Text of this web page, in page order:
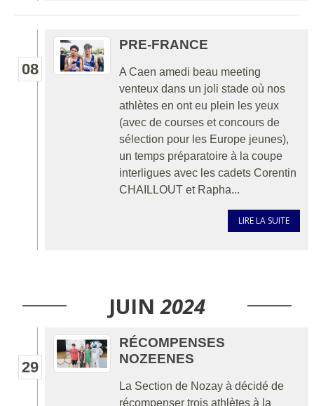
08
PRE-FRANCE
A Caen amedi beau meeting
venteux dans un joli stade où nos
athlètes en ont eu plein les yeux
(avec de courses et concours de
sélection pour les Europe jeunes),
un temps préparatoire à la coupe
interligues avec les cadets Corentin
CHAILLOUT et Rapha...
LIRE LA SUITE
JUIN 2024
29
RÉCOMPENSES
NOZEENES
La Section de Nozay à décidé de
récompenser trois athlètes à la